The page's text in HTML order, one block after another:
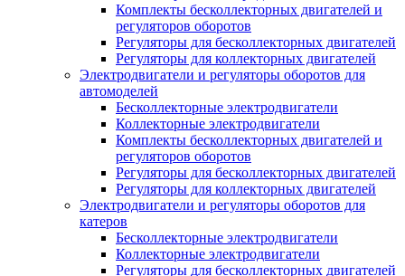
Комплекты бесколлекторных двигателей и
регуляторов оборотов
Регуляторы для бесколлекторных двигателей
Регуляторы для коллекторных двигателей
Электродвигатели и регуляторы оборотов для
автомоделей
Бесколлекторные электродвигатели
Коллекторные электродвигатели
Комплекты бесколлекторных двигателей и
регуляторов оборотов
Регуляторы для бесколлекторных двигателей
Регуляторы для коллекторных двигателей
Электродвигатели и регуляторы оборотов для
катеров
Бесколлекторные электродвигатели
Коллекторные электродвигатели
Регуляторы для бесколлекторных двигателей